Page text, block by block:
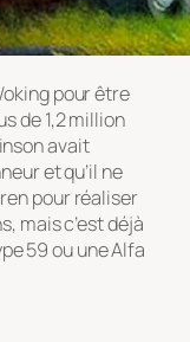
pour être
de 1,2 million
avait
et qu’il ne
pour réaliser
mais c’est déjà
59 ou une Alfa